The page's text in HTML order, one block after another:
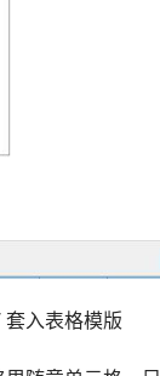
入表格模版